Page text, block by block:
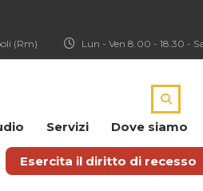
Lun - Ven 8.00 - 18.30 -
(Rm)
Servizi Dove siamo
Esercita il diritto di recesso